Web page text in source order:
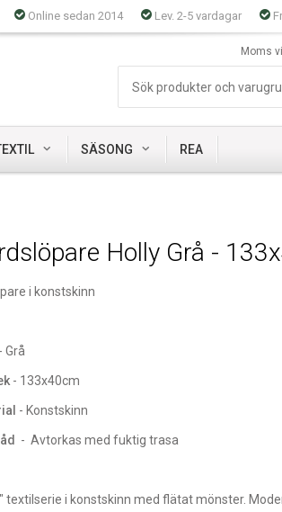
Online sedan 2014 Lev. 2-5 vardagar
Moms
SÄSONG REA
Holly Grå -
i konstskinn
- Grå
- 133x40cm
- Konstskinn
- Avtorkas med fuktig trasa
textilserie i konstskinn med flätat mönster.